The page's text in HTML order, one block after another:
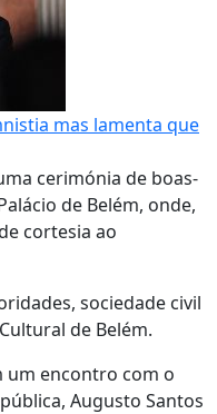
mas lamenta que
cerimónia de boas-
de Belém, onde,
cortesia ao
sociedade civil
de Belém.
um encontro com o
Augusto Santos